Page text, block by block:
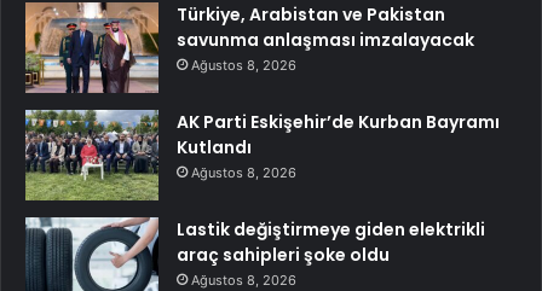
Türkiye, Arabistan ve Pakistan
savunma anlaşması imzalayacak
Ağustos 8, 2026
AK Parti Eskişehir’de Kurban Bayramı
Kutlandı
Ağustos 8, 2026
Lastik değiştirmeye giden elektrikli
araç sahipleri şoke oldu
Ağustos 8, 2026